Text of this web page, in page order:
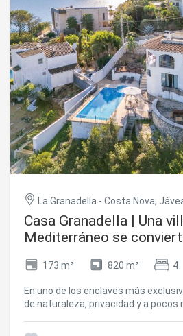
La Granadella - Costa Nova,
Casa Granadella | Una
Mediterráneo se
173 m² 820 m² 4
En uno de los enclaves más
de naturaleza, privacidad y a pocos